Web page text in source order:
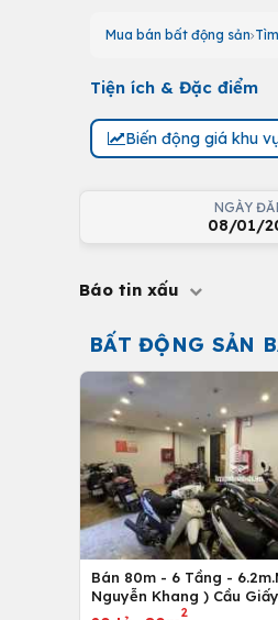
Mua bán bất động sản
Tiện ích & Đặc điểm
Biến động giá khu
NGÀY
08/01/
Báo tin xấu
BẤT ĐỘNG SẢN
Bán 80m - 6 Tầng -
Nguyễn Khang ) Cầu Giấy
2